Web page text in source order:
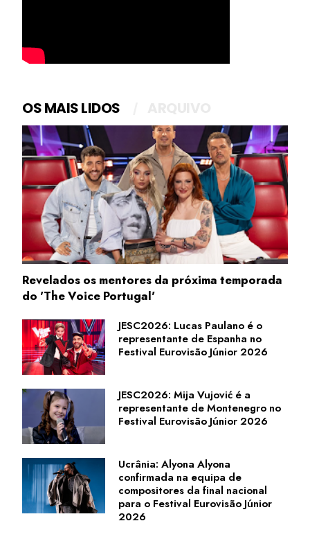
OS MAIS LIDOS
Revelados os mentores da próxima temporada
do 'The Voice Portugal'
JESC2026: Lucas Paulano é o
representante de Espanha no
Festival Eurovisão Júnior 2026
JESC2026: Mija Vujović é a
representante de Montenegro no
Festival Eurovisão Júnior 2026
Ucrânia: Alyona Alyona
confirmada na equipa de
compositores da final nacional
para o Festival Eurovisão Júnior
2026